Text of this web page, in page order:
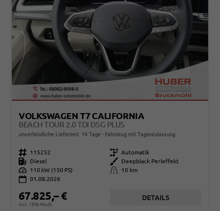
VOLKSWAGEN T7 CALIFORNIA
BEACH TOUR 2.0 TDI DSG PLUS
unverbindliche Lieferzeit: 14 Tage Fahrzeug mit Tageszulassung
Fahrzeugnr. 115252 Getriebe Automatik
Kraftstoff
Diesel Außenfarbe
Deepblack Perleffekt
Leistung
110 kW (150 PS) Kilometerstand
10 km
01.08.2026
67.825,– €
incl. 19% MwSt.
DETAILS